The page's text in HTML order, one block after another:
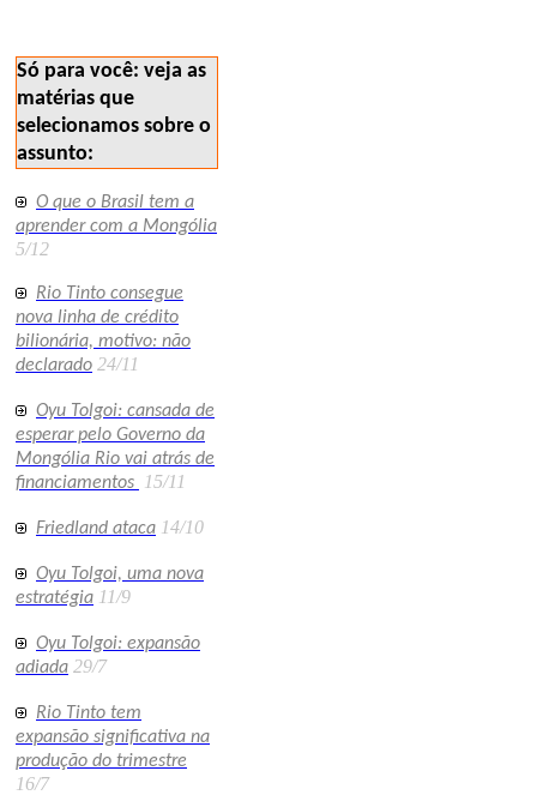
Só para você: veja as
matérias que
selecionamos sobre o
assunto:
O que o Brasil tem a
aprender com a Mongólia
5/12
Rio Tinto consegue
nova linha de crédito
bilionária, motivo: não
declarado 24/11
Oyu Tolgoi: cansada de
esperar pelo Governo da
Mongólia Rio vai atrás de
financiamentos
15/11
Friedland ataca 14/10
Oyu Tolgoi, uma nova
estratégia 11/9
Oyu Tolgoi: expansão
adiada 29/7
Rio Tinto tem
expansão significativa na
produção do trimestre
16/7